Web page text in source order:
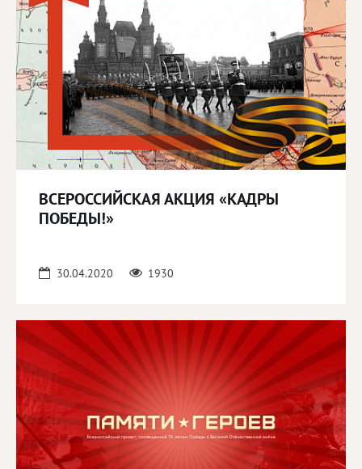
ВСЕРОССИЙСКАЯ АКЦИЯ «КАДРЫ
ПОБЕДЫ!»
30.04.2020 1930